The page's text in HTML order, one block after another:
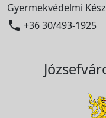
Gyermekvédelmi
 +36 30/493-1925